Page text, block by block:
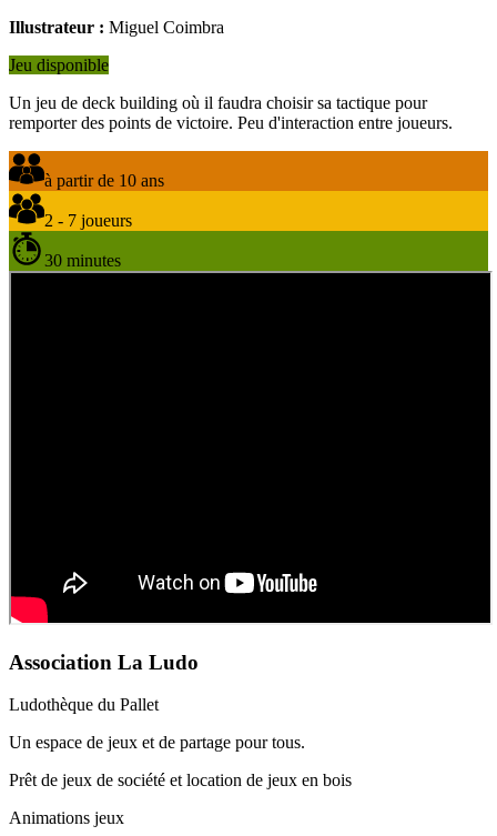
Illustrateur : Miguel Coimbra
Jeu disponible
Un jeu de deck building où il faudra choisir sa tactique pour
remporter des points de victoire. Peu d'interaction entre joueurs.
à partir de 10 ans
2 - 7 joueurs
30 minutes
Association La Ludo
Ludothèque du Pallet
Un espace de jeux et de partage pour tous.
Prêt de jeux de société et location de jeux en bois
Animations jeux